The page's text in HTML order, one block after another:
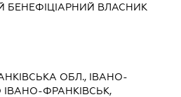
БЕНЕФІЦІАРНИЙ ВЛАСНИК
ОБЛ., ІВАНО-
ІВАНО-ФРАНКІВСЬК,